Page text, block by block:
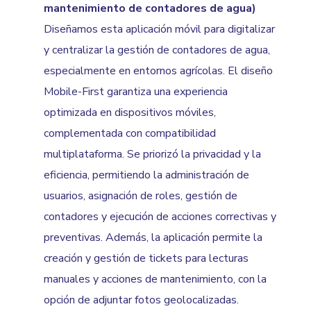
mantenimiento de contadores de agua)
Diseñamos esta aplicación móvil para digitalizar
y centralizar la gestión de contadores de agua,
especialmente en entornos agrícolas. El diseño
Mobile-First garantiza una experiencia
optimizada en dispositivos móviles,
complementada con compatibilidad
multiplataforma. Se priorizó la privacidad y la
eficiencia, permitiendo la administración de
usuarios, asignación de roles, gestión de
contadores y ejecución de acciones correctivas y
preventivas. Además, la aplicación permite la
creación y gestión de tickets para lecturas
manuales y acciones de mantenimiento, con la
opción de adjuntar fotos geolocalizadas.